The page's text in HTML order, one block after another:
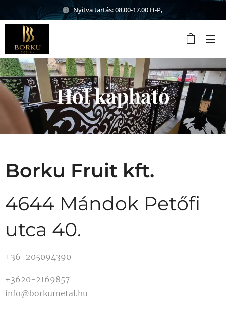
Nyitva tartás: 08.00-17.00 H-P,
Hol kapható
Borku Fruit kft.
4644 Mándok Petőfi
utca 40.
+36-205094390
+3620-2169857
info@borkumetal.hu